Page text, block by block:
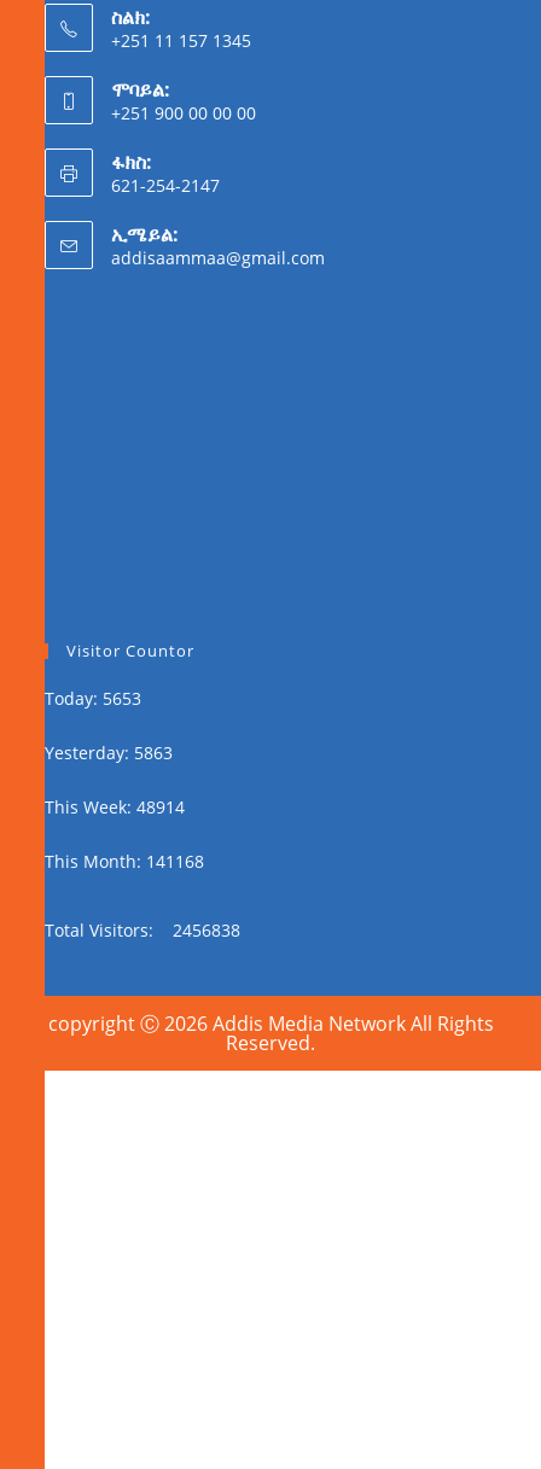
ስልክ:
+251 11 157 1345
ሞባይል:
+251 900 00 00 00
ፋክስ:
621-254-2147
ኢሜይል:
addisaammaa@gmail.com
Visitor Countor
Today: 5653
Yesterday: 5863
This Week: 48914
This Month: 141168
Total Visitors: 2456838
copyright Ⓒ 2026 Addis Media Network All Rights
Reserved.